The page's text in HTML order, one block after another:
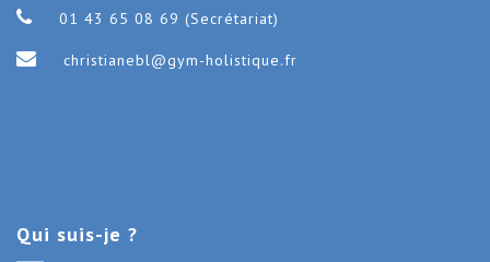
01 43 65 08 69 (Secrétariat)
christianebl@gym-holistique.fr
Qui suis-je ?